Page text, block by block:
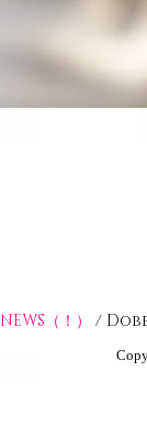
NEWS（！） /